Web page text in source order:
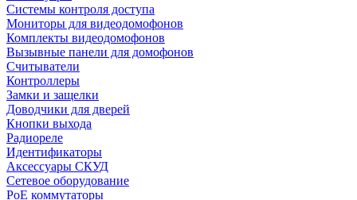
Системы контроля доступа
Мониторы для видеодомофонов
Комплекты видеодомофонов
Вызывные панели для домофонов
Считыватели
Контроллеры
Замки и защелки
Доводчики для дверей
Кнопки выхода
Радиореле
Идентификаторы
Аксессуары СКУД
Сетевое оборудование
PoE коммутаторы